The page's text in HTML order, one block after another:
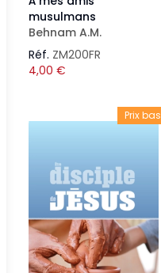
musulmans
Behnam A.M.
Réf. ZM200FR
4,00 €
Prix bas